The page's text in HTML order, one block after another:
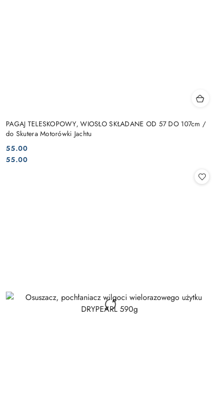
PAGAJ TELESKOPOWY, WIOSŁO SKŁADANE OD 57 DO 107cm /
do Skutera Motorówki Jachtu
Cena:
55.00
Cena:
55.00